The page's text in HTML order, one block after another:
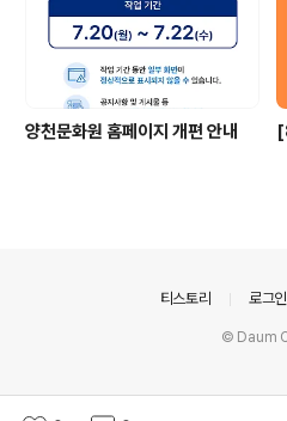
양천문화원 홈페이지 개편 안내
티스토리 로그인
© Daum